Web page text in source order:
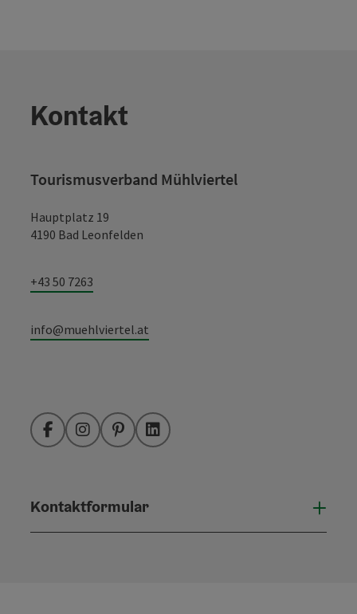
Kontakt
Tourismusverband Mühlviertel
Hauptplatz 19
4190 Bad Leonfelden
+43 50 7263
info@muehlviertel.at
FacebookInstagramPinterestLinkedIn
Kontaktformular